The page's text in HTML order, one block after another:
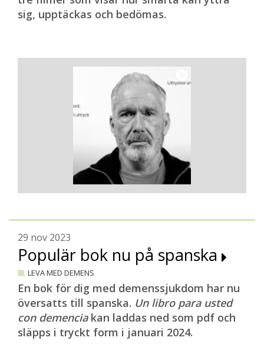
sig, upptäckas och bedömas.
29 nov 2023
Populär bok nu på spanska
LEVA MED DEMENS
En bok för dig med demenssjukdom har nu
översatts till spanska. Un libro para usted
con demencia kan laddas ned som pdf och
släpps i tryckt form i januari 2024.